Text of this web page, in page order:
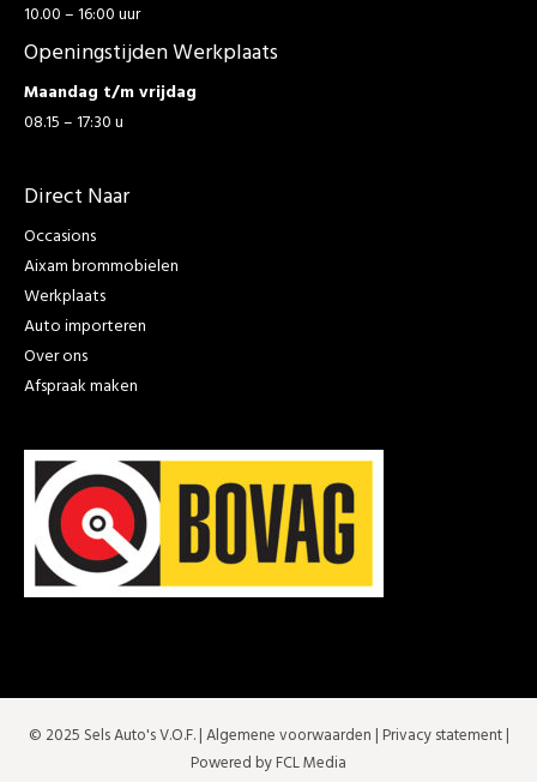
10.00 – 16:00 uur
Openingstijden Werkplaats
Maandag t/m vrijdag
08.15 – 17:30 u
Direct Naar
Occasions
Aixam brommobielen
Werkplaats
Auto importeren
Over ons
Afspraak maken
© 2025 Sels Auto's V.O.F. |Algemene voorwaarden | Privacy statement|
Powered by FCL Media